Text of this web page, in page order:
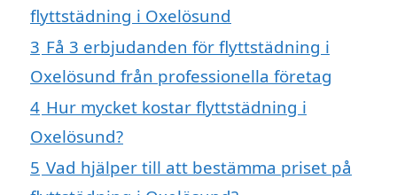
flyttstädning i Oxelösund
3 Få 3 erbjudanden för flyttstädning i
Oxelösund från professionella företag
4 Hur mycket kostar flyttstädning i
Oxelösund?
5 Vad hjälper till att bestämma priset på